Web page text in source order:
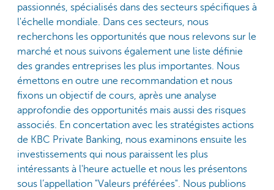
passionnés, spécialisés dans des secteurs spécifiques à
l'échelle mondiale. Dans ces secteurs, nous
recherchons les opportunités que nous relevons sur le
marché et nous suivons également une liste définie
des grandes entreprises les plus importantes. Nous
émettons en outre une recommandation et nous
fixons un objectif de cours, après une analyse
approfondie des opportunités mais aussi des risques
associés. En concertation avec les stratégistes actions
de KBC Private Banking, nous examinons ensuite les
investissements qui nous paraissent les plus
intéressants à l'heure actuelle et nous les présentons
sous l’appellation "Valeurs préférées". Nous publions